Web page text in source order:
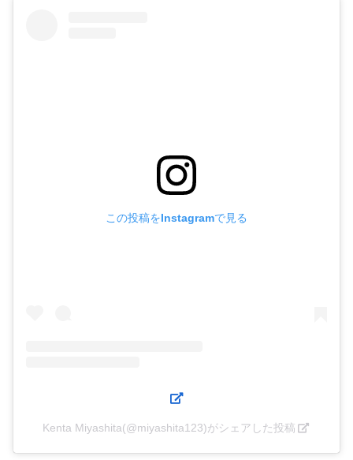
この投稿をInstagramで見る
Kenta Miyashita(@miyashita123)がシェアした投稿